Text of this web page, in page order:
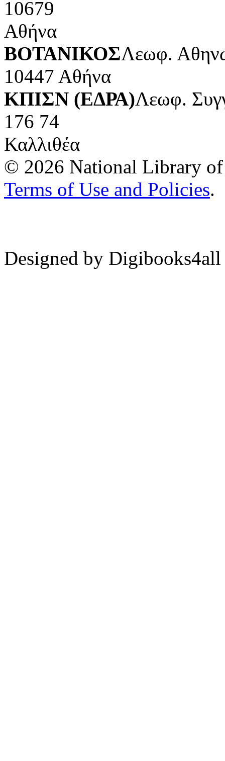
10679
Αθήνα
ΒΟΤΑΝΙΚΟΣΛεωφ.
10447 Αθήνα
ΚΠΙΣΝ (ΕΔΡΑ)Λεωφ.
176 74
Καλλιθέα
© 2026 National Library of
Terms of Use and Policies.
Designed by Digibooks4all